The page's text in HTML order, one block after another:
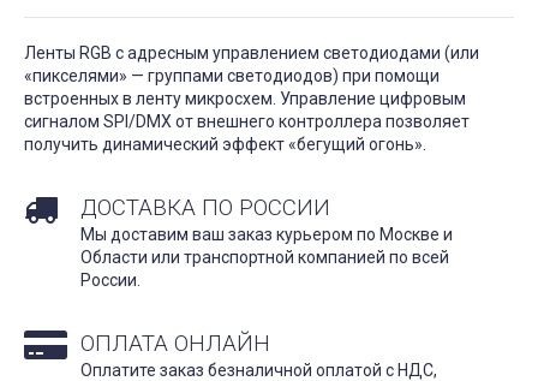
Ленты RGB с адресным управлением светодиодами (или
«пикселями» — группами светодиодов) при помощи
встроенных в ленту микросхем. Управление цифровым
сигналом SPI/DMX от внешнего контроллера позволяет
получить динамический эффект «бегущий огонь».
ДОСТАВКА ПО РОССИИ
Мы доставим ваш заказ курьером по Москве и
Области или транспортной компанией по всей
России.
ОПЛАТА ОНЛАЙН
Оплатите заказ безналичной оплатой с НДС,